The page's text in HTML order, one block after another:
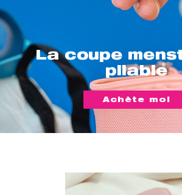
La coupe
pliable
Achète moi